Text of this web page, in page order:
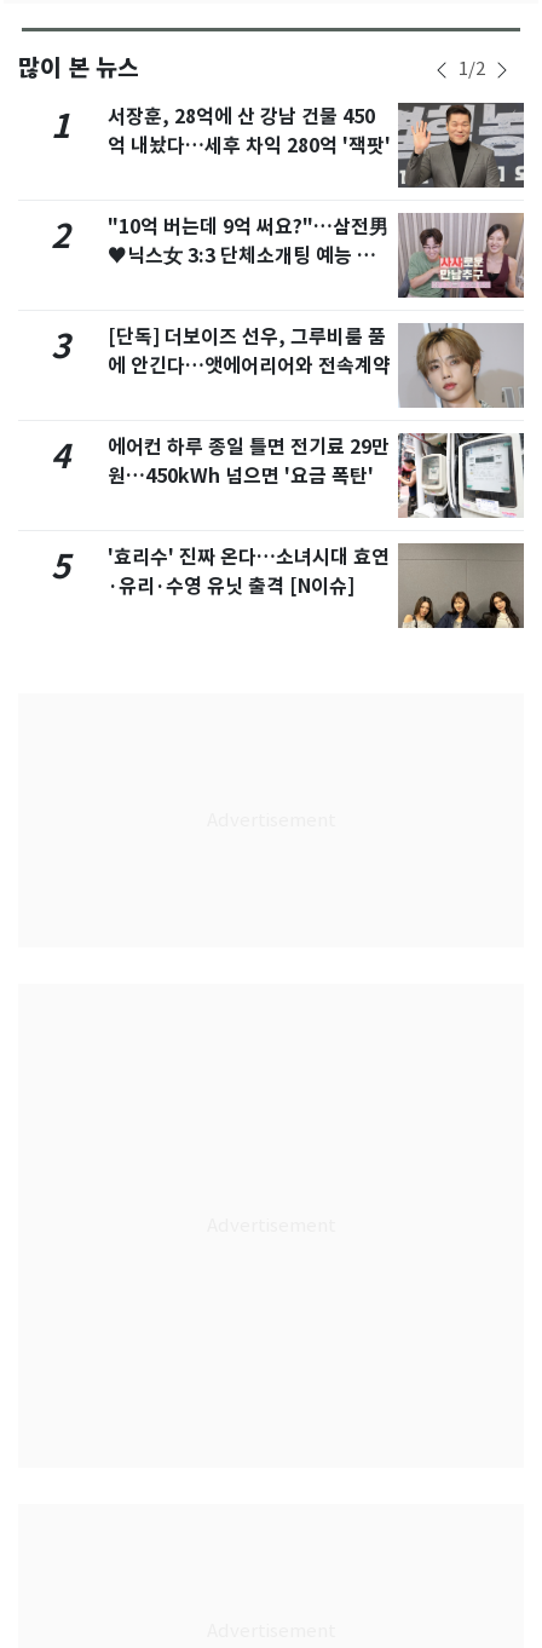
많이 본 뉴스 1/2
1
서장훈, 28억에 산 강남 건물 450
억 내놨다…세후 차익 280억 '잭팟'
2
"10억 버는데 9억 써요?"…삼전男
♥닉스女 3:3 단체소개팅 예능 화
3
[단독] 더보이즈 선우, 그루비룸 품
에 안긴다…앳에어리어와 전속계약
4
에어컨 하루 종일 틀면 전기료 29만
원…450kWh 넘으면 '요금 폭탄'
5
'효리수' 진짜 온다…소녀시대 효연
·유리·수영 유닛 출격 [N이슈]